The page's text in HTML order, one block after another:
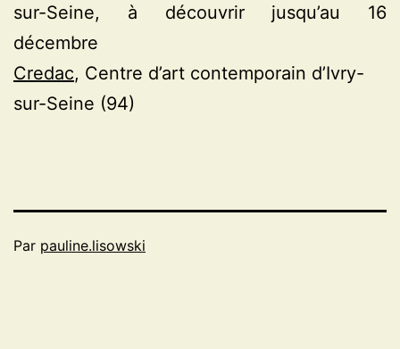
sur-Seine, à découvrir jusqu’au 16
décembre
Credac, Centre d’art contemporain d’Ivry-
sur-Seine (94)
Par pauline.lisowski